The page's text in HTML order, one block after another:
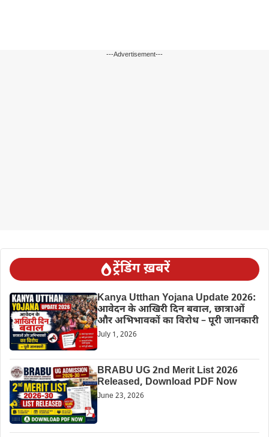
---Advertisement---
ट्रेंडिंग ख़बरें
Kanya Utthan Yojana Update 2026:
आवेदन के आखिरी दिन बवाल, छात्राओं
और अभिभावकों का विरोध – पूरी जानकारी
July 1, 2026
BRABU UG 2nd Merit List 2026
Released, Download PDF Now
June 23, 2026